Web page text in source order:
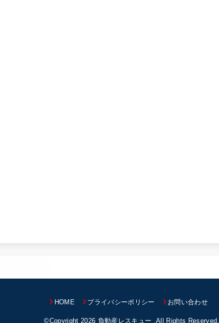
HOME プライバシーポリシー お問い合わせ
©Copyright 2026 負動産レスキュー .All Rights Reserved.